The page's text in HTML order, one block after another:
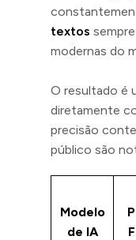
textos
modernas do
O resultado é
diretamente
precisão
público são
Modelo
de IA